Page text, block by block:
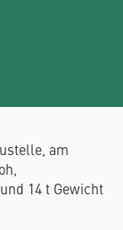
am
14 t Gewicht